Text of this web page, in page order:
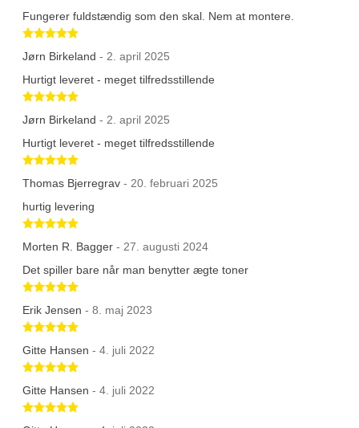
Fungerer fuldstændig som den skal. Nem at montere.
Betygsatt 5 av 5 stjärnor
Jørn Birkeland - 2. april 2025
Hurtigt leveret - meget tilfredsstillende
Betygsatt 5 av 5 stjärnor
Jørn Birkeland - 2. april 2025
Hurtigt leveret - meget tilfredsstillende
Betygsatt 5 av 5 stjärnor
Thomas Bjerregrav - 20. februari 2025
hurtig levering
Betygsatt 5 av 5 stjärnor
Morten R. Bagger - 27. augusti 2024
Det spiller bare når man benytter ægte toner
Betygsatt 5 av 5 stjärnor
Erik Jensen - 8. maj 2023
Betygsatt 5 av 5 stjärnor
Gitte Hansen - 4. juli 2022
Betygsatt 5 av 5 stjärnor
Gitte Hansen - 4. juli 2022
Betygsatt 5 av 5 stjärnor